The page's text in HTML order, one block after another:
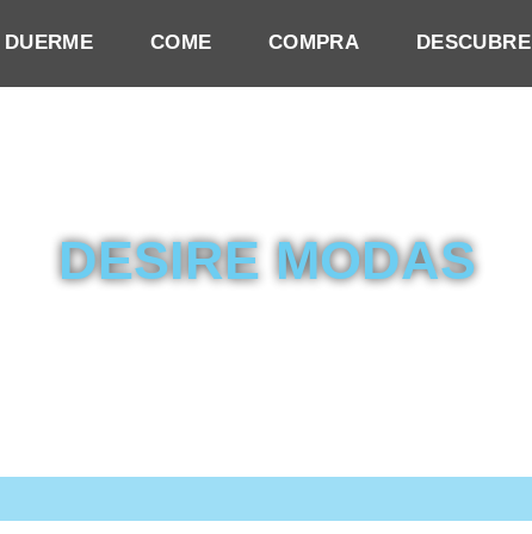
DUERME COME COMPRA DESCUBRE
DESIRE MODAS